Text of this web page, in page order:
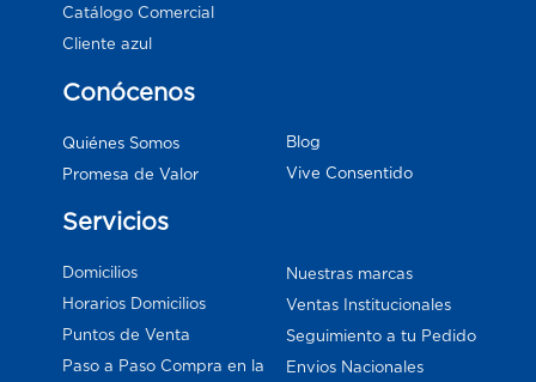
Catálogo Comercial
Cliente azul
Conócenos
Quiénes Somos
Promesa de Valor
Blog
Vive Consentido
Servicios
Domicilios
Horarios Domicilios
Puntos de Venta
Paso a Paso Compra en la
Nuestras marcas
Ventas Institucionales
Seguimiento a tu Pedido
Envios Nacionales